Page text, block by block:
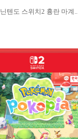
닌텐도 스위치2 흉란 마계..